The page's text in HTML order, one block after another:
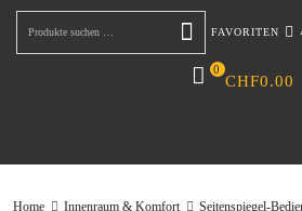
Suchen
FAVORITEN
CHF0.00
0
Home Innenraum & Komfort Seitenspiegel-